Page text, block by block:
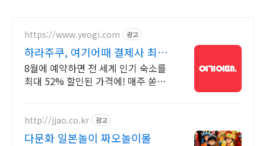
https://www.yeogi.com 광고
하라주쿠, 여기어때 결제사 최대
2만원 추가할인
8월에 예약하면 전 세계 인기 숙소를
최대 52% 할인된 가격에! 매주 쏟아
http://jjao.co.kr 광고
다문화 일본놀이 짜오놀이몰